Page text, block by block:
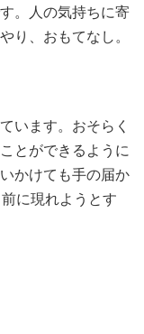
。人の気持ちに寄
り、おもてなし。
います。おそらく
とができるように
かけても手の届か
に現れようとす